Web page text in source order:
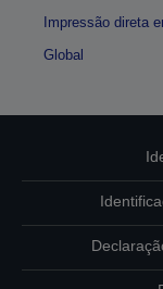
Impressão direta
Global